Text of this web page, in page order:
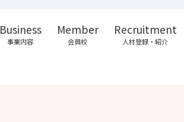
Business
事業内容
Member
会員校
Recruitment
人材登録・紹介